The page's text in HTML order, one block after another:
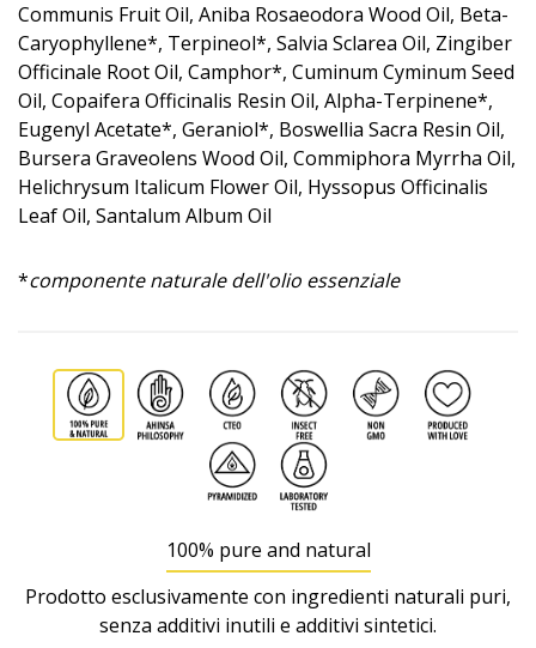
Communis Fruit Oil, Aniba Rosaeodora Wood Oil, Beta-
Caryophyllene*, Terpineol*, Salvia Sclarea Oil, Zingiber
Officinale Root Oil, Camphor*, Cuminum Cyminum Seed
Oil, Copaifera Officinalis Resin Oil, Alpha-Terpinene*,
Eugenyl Acetate*, Geraniol*, Boswellia Sacra Resin Oil,
Bursera Graveolens Wood Oil, Commiphora Myrrha Oil,
Helichrysum Italicum Flower Oil, Hyssopus Officinalis
Leaf Oil, Santalum Album Oil
*componente naturale dell'olio essenziale
100% pure and natural
Prodotto esclusivamente con ingredienti naturali puri,
senza additivi inutili e additivi sintetici.